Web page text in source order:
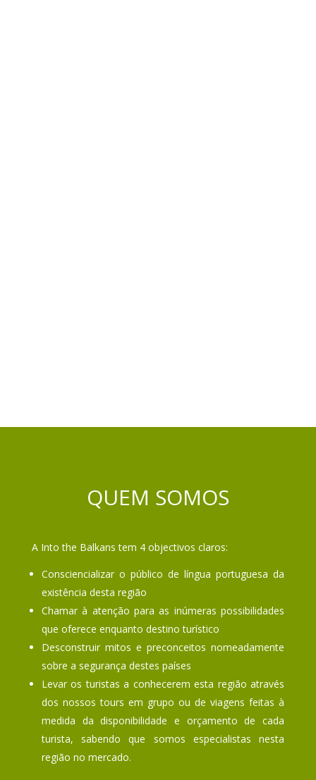
QUEM SOMOS
A Into the Balkans tem 4 objectivos claros:
Consciencializar o público de língua portuguesa da
existência desta região
Chamar à atenção para as inúmeras possibilidades
que oferece enquanto destino turístico
Desconstruir mitos e preconceitos nomeadamente
sobre a segurança destes países
Levar os turistas a conhecerem esta região através
dos nossos tours em grupo ou de viagens feitas à
medida da disponibilidade e orçamento de cada
turista, sabendo que somos especialistas nesta
região no mercado.